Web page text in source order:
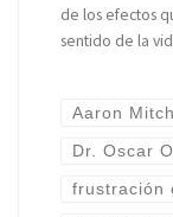
de los efectos
sentido de la
Aaron
Dr. Oscar
frustración